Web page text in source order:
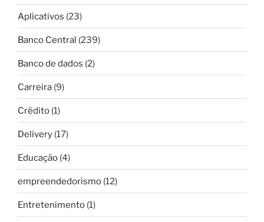
Aplicativos (23)
Banco Central (239)
Banco de dados (2)
Carreira (9)
Crédito (1)
Delivery (17)
Educação (4)
empreendedorismo (12)
Entretenimento (1)